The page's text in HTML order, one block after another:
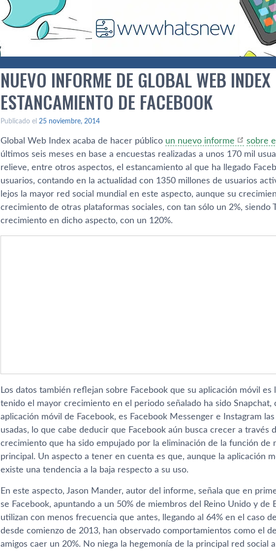
NUEVO INFORME DE GLOBAL WEB
ESTANCAMIENTO DE FACEBOOK
Publicado el 25 noviembre, 2014
Global Web Index acaba de hacer público un nuevo informe
sobre
últimos seis meses en base a encuestas realizadas a unos 170 mil
relieve, entre otros aspectos, el estancamiento al que ha llegado
usuarios, contando en la actualidad con 1350 millones de usuarios
lejos la mayor red social mundial en este aspecto, aunque su
crecimiento de otras plataformas sociales, con tan sólo un 2%, siendo
crecimiento en dicho aspecto, con un 120%.
Los datos también reflejan sobre Facebook que su aplicación móvil es
tenido el mayor crecimiento en el periodo señalado ha sido Snapchat,
aplicación móvil de Facebook, es Facebook Messenger e Instagram
usadas, lo que cabe deducir que Facebook aún busca crecer a través
crecimiento que ha sido empujado por la eliminación de la función de
principal. Un aspecto a tener en cuenta es que, aunque la aplicación
existe una tendencia a la baja respecto a su uso.
En este aspecto, Jason Mander, autor del informe, señala que en
se Facebook, apuntando a un 50% de miembros del Reino Unido y de
utilizan con menos frecuencia que antes, llegando al 64% en el caso
desde comienzo de 2013, han observado comportamientos como el
amigos caer un 20%. No niega la hegemoní­a de la principal red social